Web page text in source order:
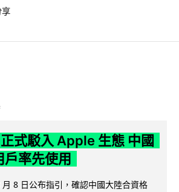
式駁入 Apple 生態 中國
率先使用
8 日公布指引，確認中國大陸合資格